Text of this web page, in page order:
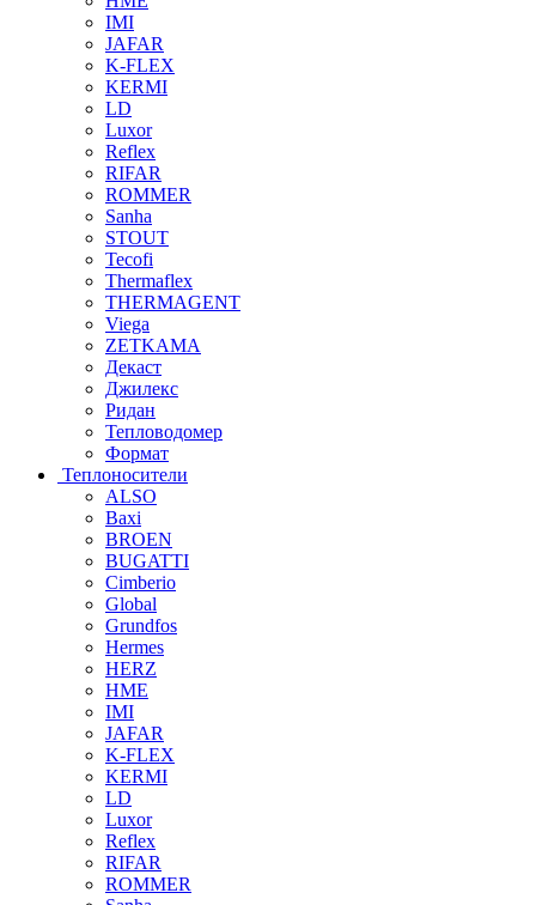
IMI
JAFAR
K-FLEX
KERMI
LD
Luxor
Reflex
RIFAR
ROMMER
Sanha
STOUT
Tecofi
Thermaflex
THERMAGENT
Viega
ZETKAMA
Декаст
Джилекс
Ридан
Тепловодомер
Формат
Теплоносители
ALSO
Baxi
BROEN
BUGATTI
Cimberio
Global
Grundfos
Hermes
HERZ
HME
IMI
JAFAR
K-FLEX
KERMI
LD
Luxor
Reflex
RIFAR
ROMMER